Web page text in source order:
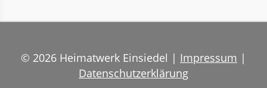
© 2026 Heimatwerk Einsiedel | Impressum |
Datenschutzerklärung